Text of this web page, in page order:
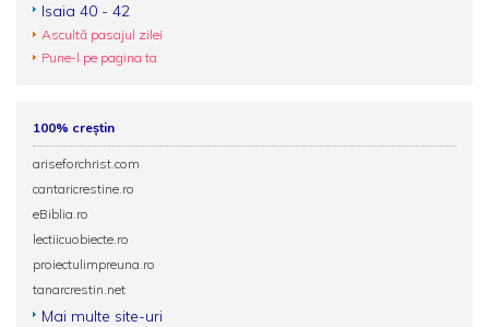
Isaia 40 - 42
Ascultă pasajul zilei
Pune-l pe pagina ta
100% creștin
ariseforchrist.com
cantaricrestine.ro
eBiblia.ro
lectiicuobiecte.ro
proiectulimpreuna.ro
tanarcrestin.net
Mai multe site-uri